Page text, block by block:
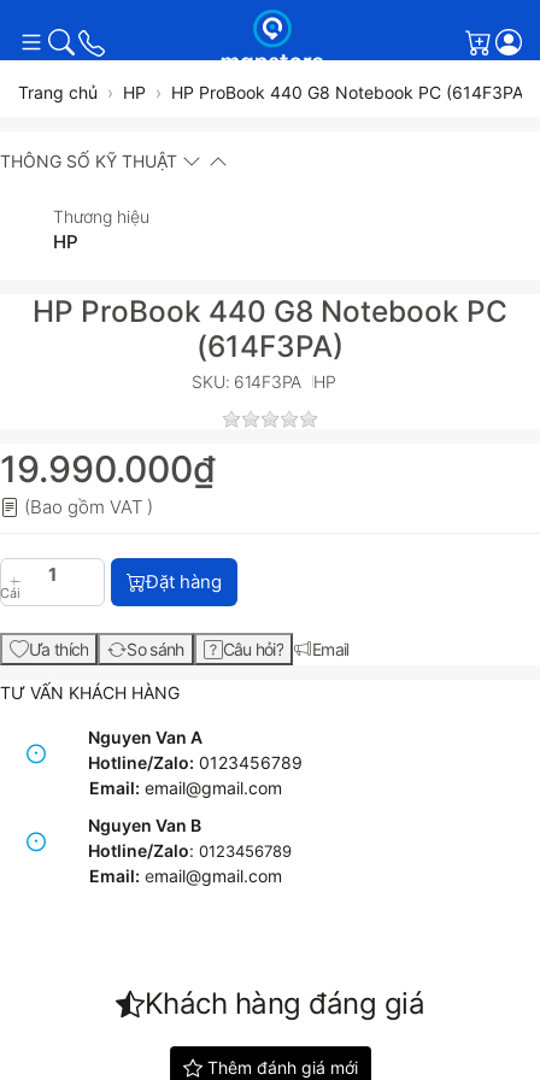
Giỏ
Trang chủ HP HP ProBook 440 G8 Notebook PC (614F3PA)
THÔNG SỐ KỸ THUẬT
Thương hiệu
HP
HP ProBook 440 G8 Notebook PC
(614F3PA)
SKU: 614F3PA HP
19.990.000₫
(Bao gồm VAT )
Cái
HP ProBook 440 G8 Notebook PC (614F3PA) với
Đặt hàng
Ưa thích So sánh Câu hỏi? Email
TƯ VẤN KHÁCH HÀNG
Nguyen Van A
Hotline/Zalo: 0123456789
Email: email@gmail.com
Nguyen Van B
Hotline/Zalo: 0123456789
Email: email@gmail.com
Khách hàng đáng giá
Thêm đánh giá mới